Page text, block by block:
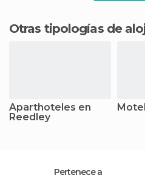
Otras tipologías de
Aparthoteles en
Reedley
Pertenece a